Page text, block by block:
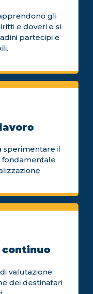
gli
e doveri e si
partecipi e
sperimentare il
valutazione
dei destinatari